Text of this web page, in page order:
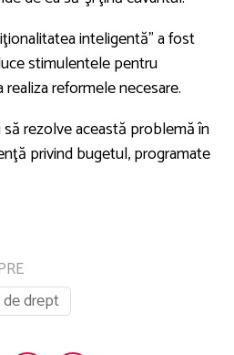
inteligentă” a fost
stimulentele pentru
reformele necesare.
rezolve această problemă în
privind bugetul, programate
drept